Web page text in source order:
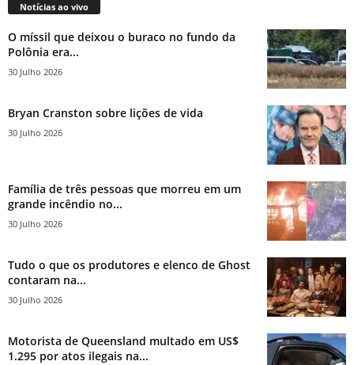
Notícias ao vivo
O míssil que deixou o buraco no fundo da
Polônia era...
30 Julho 2026
Bryan Cranston sobre lições de vida
30 Julho 2026
Família de três pessoas que morreu em um
grande incêndio no...
30 Julho 2026
Tudo o que os produtores e elenco de Ghost
contaram na...
30 Julho 2026
Motorista de Queensland multado em US$
1.295 por atos ilegais na...